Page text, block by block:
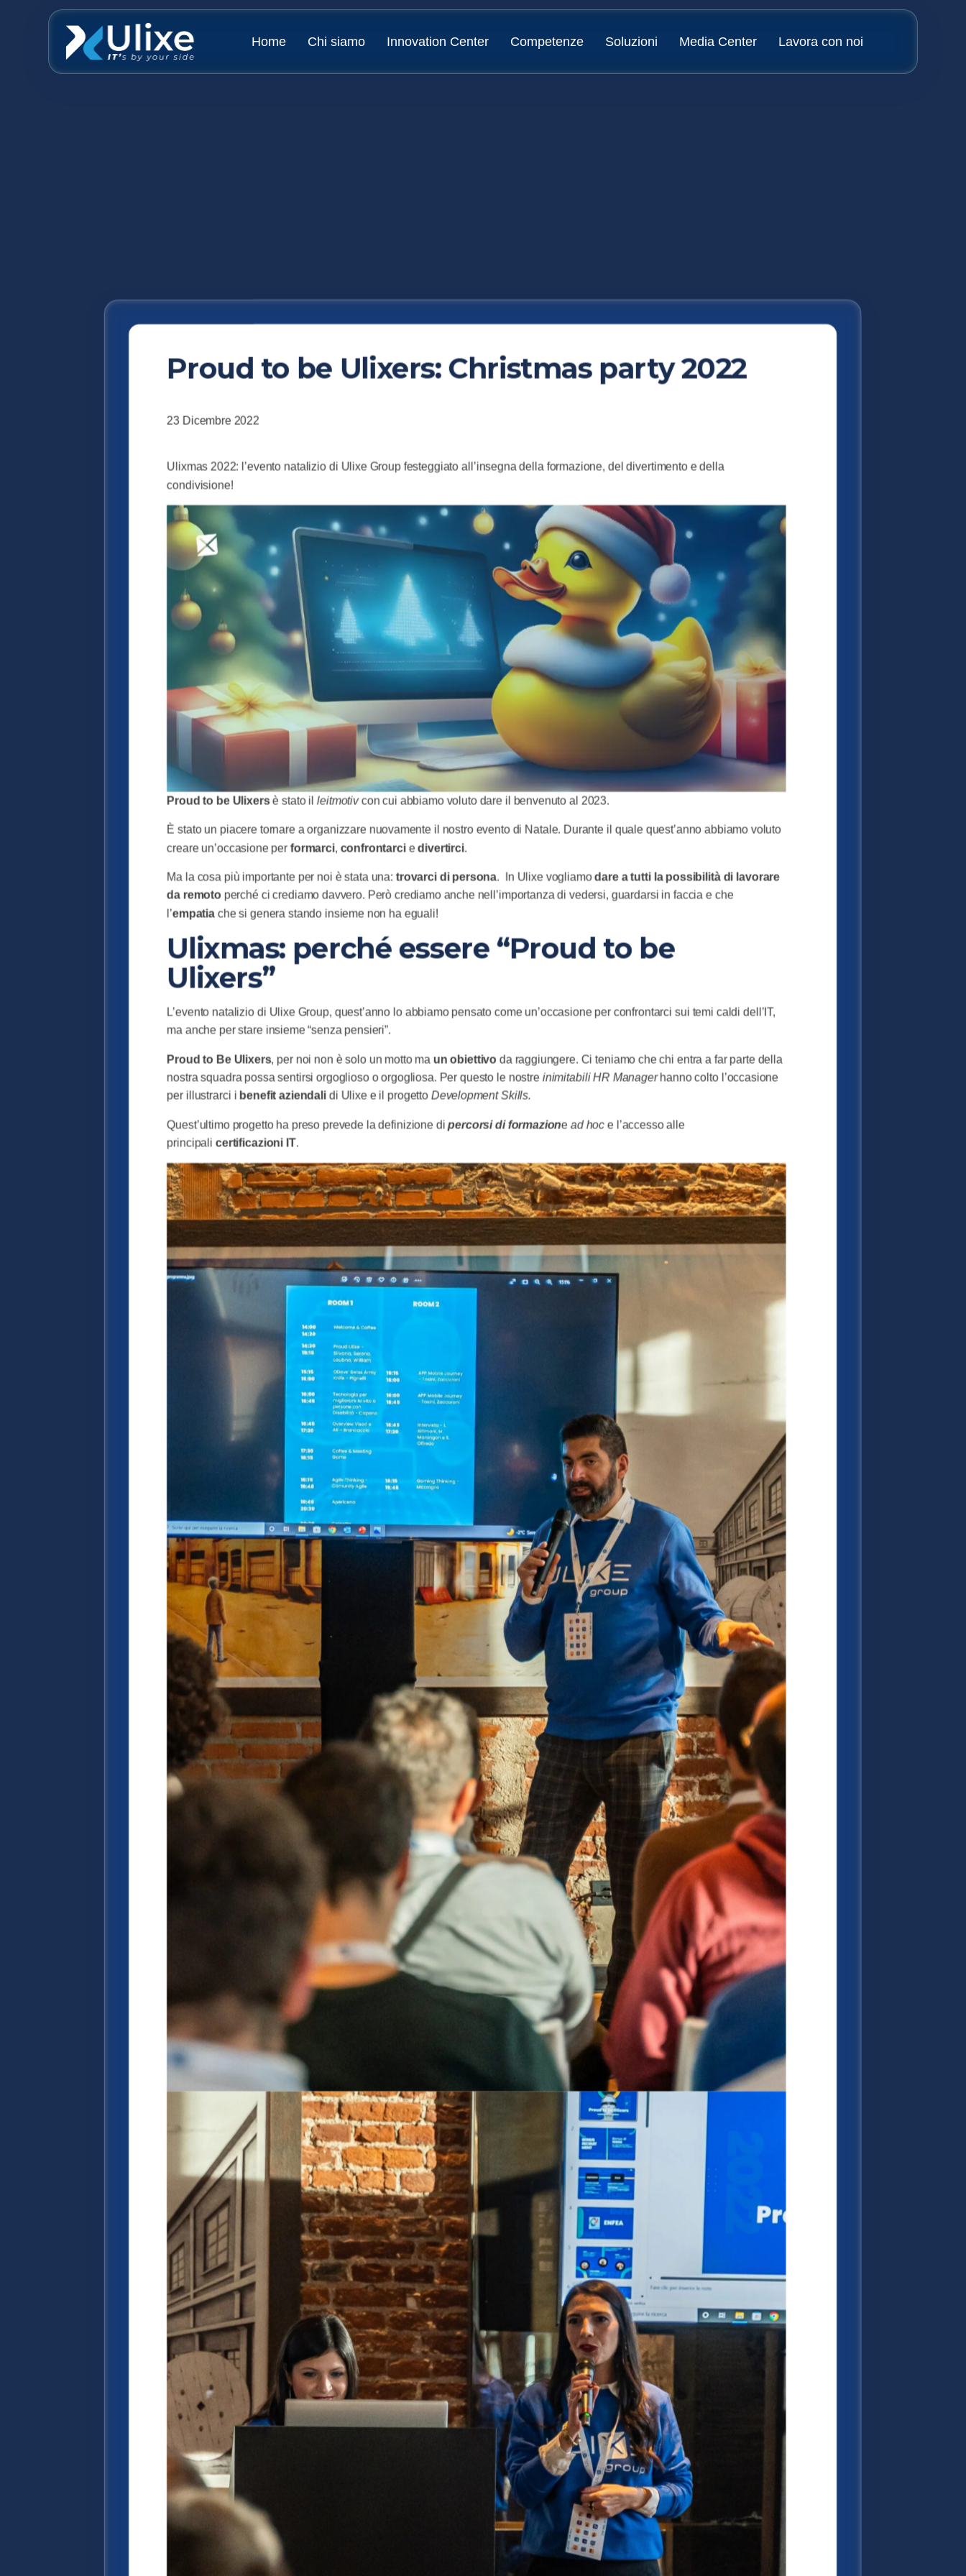
Home Chi siamo Innovation Center Competenze Soluzioni Media Center Lavora con noi
Proud to be Ulixers: Christmas party 2022
23 Dicembre 2022
Ulixmas 2022: l’evento natalizio di Ulixe Group festeggiato all’insegna della formazione, del divertimento e della
condivisione!
Proud to be Ulixersè stato illeitmotivcon cui abbiamo voluto dare il benvenuto al 2023.
È stato un piacere tornare a organizzare nuovamente il nostro evento di Natale. Durante il quale quest’anno abbiamo voluto
creare un’occasione performarci, confrontarci edivertirci.
Ma la cosa più importante per noi è stata una:trovarci di persona. In Ulixe vogliamodare a tutti la possibilità di lavorare
da remoto perché ci crediamo davvero. Però crediamo anche nell’importanza di vedersi, guardarsi in faccia e che
l’empatiache si genera stando insieme non ha eguali!
Ulixmas: perché essere “Proud to be
Ulixers”
L’evento natalizio di Ulixe Group, quest’anno lo abbiamo pensato come un’occasione per confrontarci sui temi caldi dell’IT,
ma anche per stare insieme “senza pensieri”.
Proud to Be Ulixers, per noi non è solo un motto ma un obiettivo da raggiungere. Ci teniamo che chi entra a far parte della
nostra squadra possa sentirsi orgoglioso o orgogliosa. Per questo le nostre inimitabili HR Managerhanno colto l’occasione
per illustrarci i benefit aziendali di Ulixe e il progettoDevelopment Skills.
Quest’ultimo progetto ha preso prevede la definizione dipercorsi di formazione ad hoc e l’accesso alle
principalicertificazioni IT.